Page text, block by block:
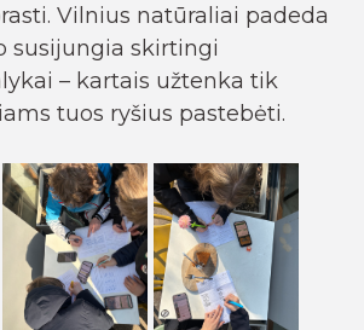
Vilnius natūraliai padeda
susijungia skirtingi
– kartais užtenka tik
tuos ryšius pastebėti.